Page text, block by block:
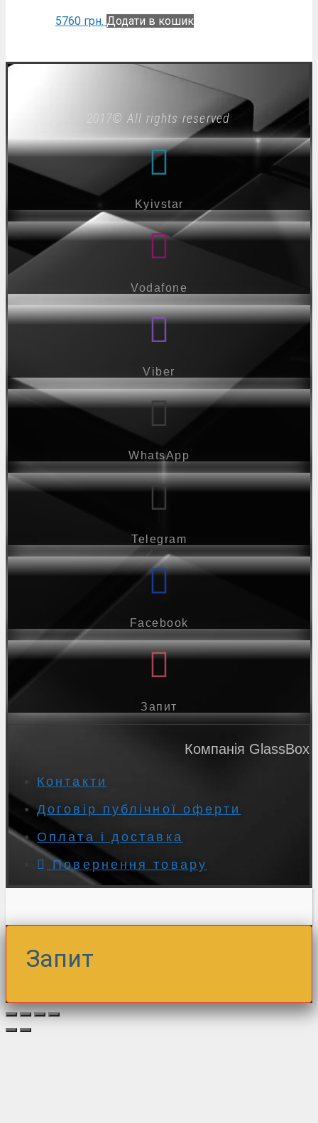
5760 грн. Додати в кошик
2017© All rights reserved
Kyivstar
Vodafone
Viber
WhatsApp
Telegram
Facebook
Запит
Компанія GlassBox
Контакти
Договір публічної оферти
Оплата і доставка
Повернення товару
Запит